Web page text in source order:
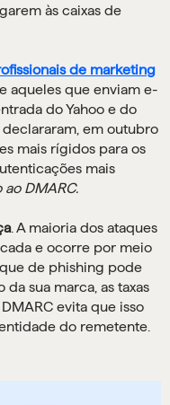
às caixas de
de marketing
aqueles que enviam e-
do Yahoo e do
em outubro
mais rígidos para os
mais
DMARC.
. A maioria dos ataques
e ocorre por meio
de phishing pode
sua marca, as taxas
evita que isso
do remetente.